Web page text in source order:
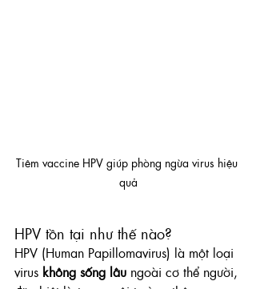
Tiêm vaccine HPV giúp phòng ngừa virus hiệu
quả
HPV tồn tại như thế nào?
HPV (Human Papillomavirus) là một loại
virus không sống lâu ngoài cơ thể người,